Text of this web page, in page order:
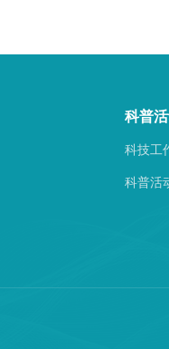
科普
科技工
科普活